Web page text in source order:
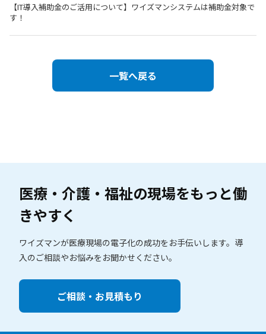
【IT導入補助金のご活用について】ワイズマンシステムは補助金対象で
す！
一覧へ戻る
医療・介護・福祉の現場をもっと働
きやすく
ワイズマンが医療現場の電子化の成功をお手伝いします。 導
入のご相談やお悩みをお聞かせください。
ご相談・お見積もり